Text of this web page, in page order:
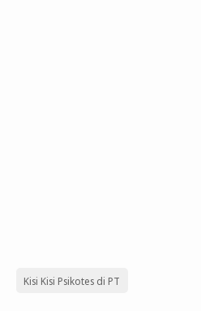
Kisi Kisi Psikotes di PT